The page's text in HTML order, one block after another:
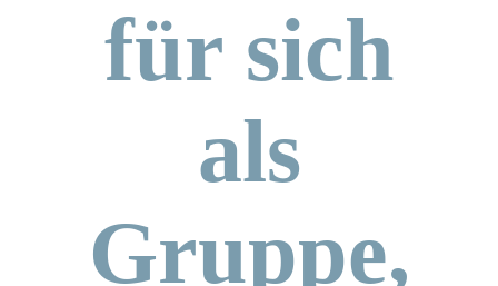
für sich
als
Gruppe,